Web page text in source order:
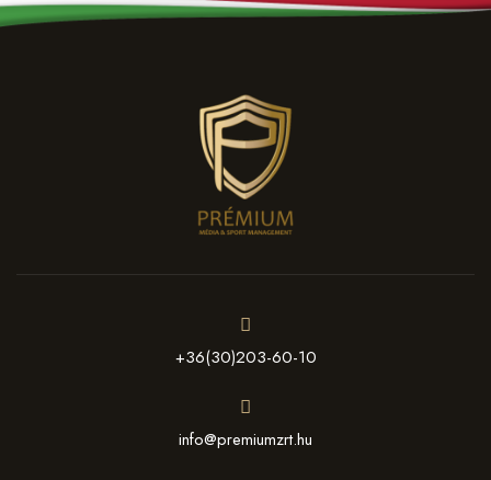
+36(30)203-60-10
info@premiumzrt.hu